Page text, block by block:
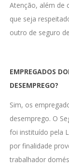
Atenção, além de
que seja
outro de seguro
EMPREGADOS
DESEMPREGO?
Sim, os
desemprego. O
foi instituído pela
por finalidade
trabalhador